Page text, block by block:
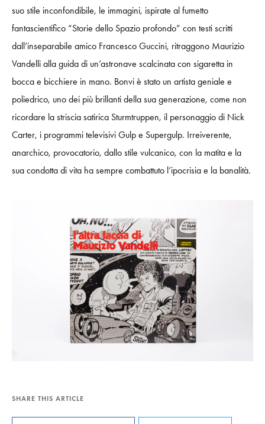
suo stile inconfondibile, le immagini, ispirate al fumetto
fantascientifico “Storie dello Spazio profondo” con testi scritti
dall’inseparabile amico Francesco Guccini, ritraggono Maurizio
Vandelli alla guida di un’astronave scalcinata con sigaretta in
bocca e bicchiere in mano. Bonvi è stato un artista geniale e
poliedrico, uno dei più brillanti della sua generazione, come non
ricordare la striscia satirica Sturmtruppen, il personaggio di Nick
Carter, i programmi televisivi Gulp e Supergulp. Irreiverente,
anarchico, provocatorio, dallo stile vulcanico, con la matita e la
sua condotta di vita ha sempre combattuto l’ipocrisia e la banalità.
SHARE THIS ARTICLE